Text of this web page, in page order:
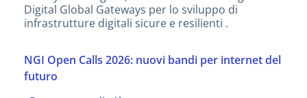
bandi
per
le
di
Digital Global Gateways per lo sviluppo di
infrastrutture digitali sicure e resilienti .
NGI Open Calls 2026: nuovi bandi per internet del
futuro